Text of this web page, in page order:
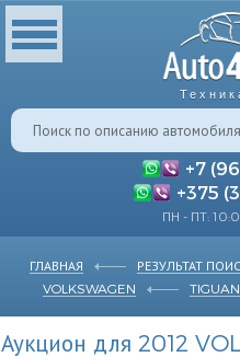
+7
+375
ПН - ПТ:
ГЛАВНАЯ РЕЗУЛЬТАТ
VOLKSWAGEN
TIGUAN
Аукцион для 2012